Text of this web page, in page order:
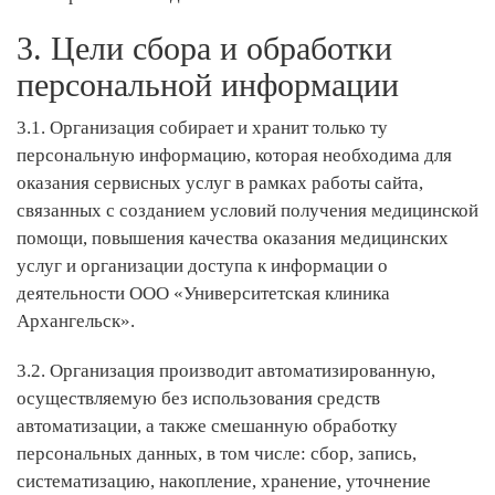
3. Цели сбора и обработки
персональной информации
3.1. Организация собирает и хранит только ту
персональную информацию, которая необходима для
оказания сервисных услуг в рамках работы сайта,
связанных с созданием условий получения медицинской
помощи, повышения качества оказания медицинских
услуг и организации доступа к информации о
деятельности ООО «Университетская клиника
Архангельск».
3.2. Организация производит автоматизированную,
осуществляемую без использования средств
автоматизации, а также смешанную обработку
персональных данных, в том числе: сбор, запись,
систематизацию, накопление, хранение, уточнение